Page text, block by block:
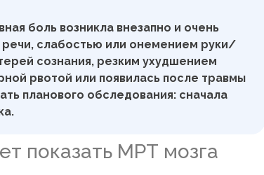
боль возникла внезапно и очень
слабостью или онемением руки/
сознания, резким ухудшением
рвотой или появилась после травмы
планового обследования: сначала
показать МРТ мозга